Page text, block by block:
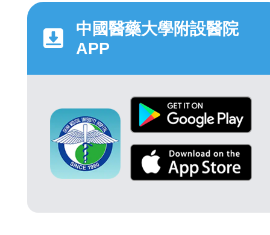
中國醫藥大學附設醫院
APP